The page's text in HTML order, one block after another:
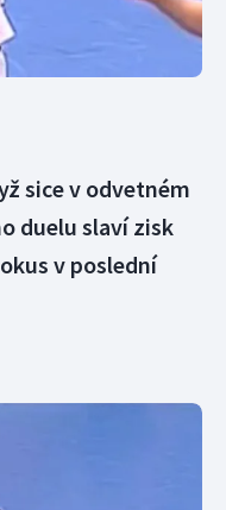
sice v odvetném
duelu slaví zisk
v poslední